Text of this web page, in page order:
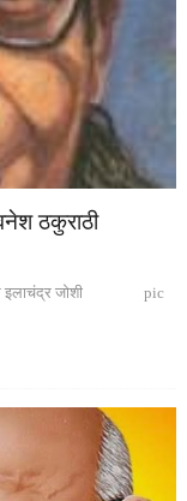
ठकुराठी
इलाचंद्र जोशी pic